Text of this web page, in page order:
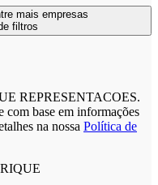
REPRESENTACOES.
com base em informações
na nossa Política de